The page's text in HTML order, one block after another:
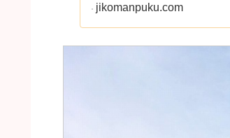
jikomanpuku.com